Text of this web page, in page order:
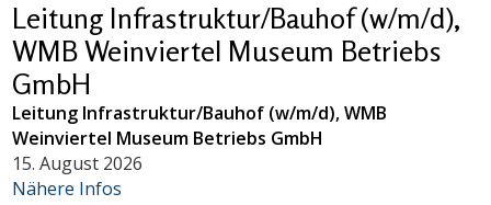
Leitung Infrastruktur/Bauhof (w/m/d),
WMB Weinviertel Museum Betriebs
GmbH
Leitung Infrastruktur/Bauhof (w/m/d), WMB
Weinviertel Museum Betriebs GmbH
15. August 2026
Nähere Infos